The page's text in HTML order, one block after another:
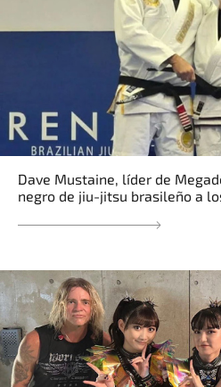
Dave Mustaine, líder de
negro de jiu-jitsu brasileño a